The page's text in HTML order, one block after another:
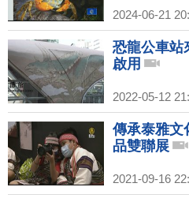
2024-06-21
恐龍公車站
啟用
2022-05-12
傳承泰雅文
品雙聯展
2021-09-16